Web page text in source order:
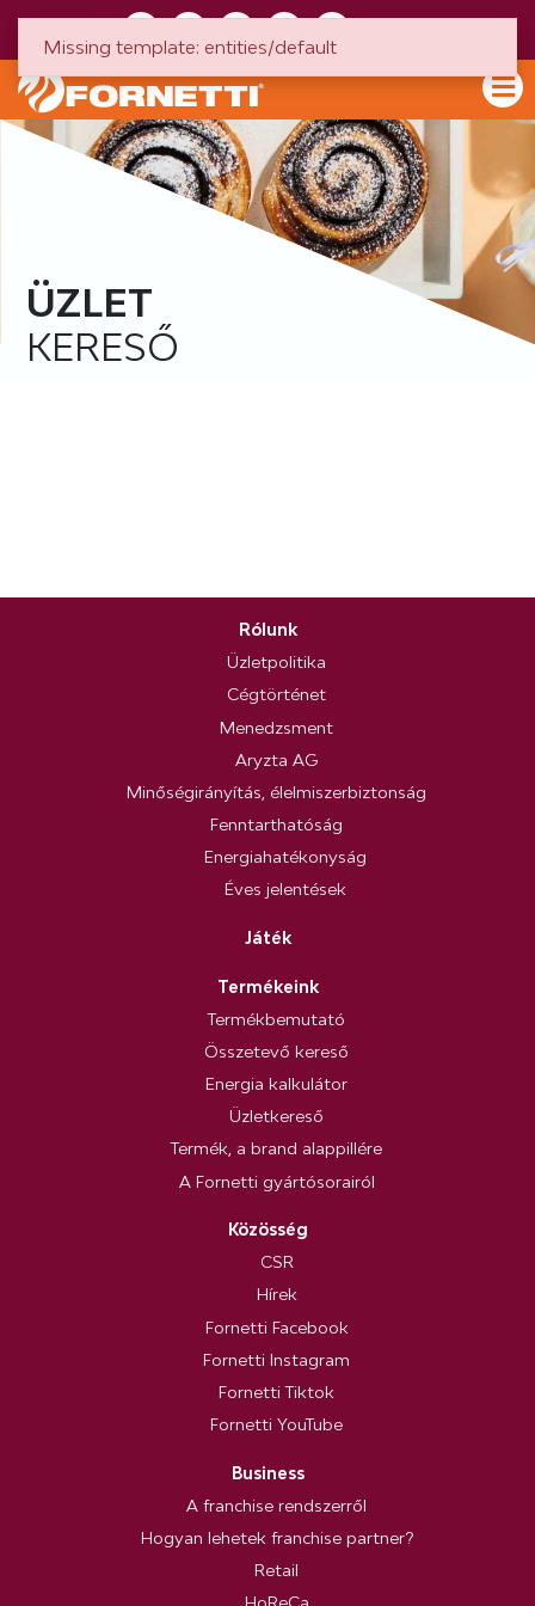
ÜZLET
KERESŐ
Rólunk
Üzletpolitika
Cégtörténet
Menedzsment
Aryzta AG
Minőségirányítás, élelmiszerbiztonság
Fenntarthatóság
Energiahatékonyság
Éves jelentések
Játék
Termékeink
Termékbemutató
Összetevő kereső
Energia kalkulátor
Üzletkereső
Termék, a brand alappillére
A Fornetti gyártósorairól
Közösség
CSR
Hírek
Fornetti Facebook
Fornetti Instagram
Fornetti Tiktok
Fornetti YouTube
Business
A franchise rendszerről
Hogyan lehetek franchise partner?
Retail
Missing template: entities/default